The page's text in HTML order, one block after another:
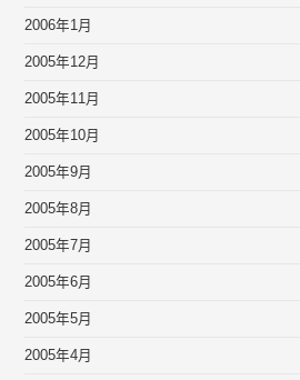
2006年1月
2005年12月
2005年11月
2005年10月
2005年9月
2005年8月
2005年7月
2005年6月
2005年5月
2005年4月